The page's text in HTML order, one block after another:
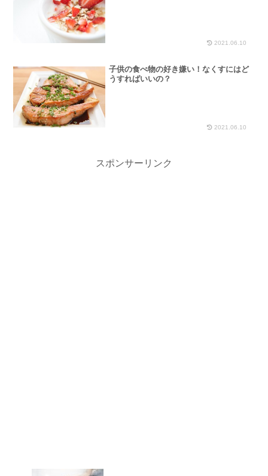
2021.06.10
子供の食べ物の好き嫌い！なくすにはど
うすればいいの？
2021.06.10
スポンサーリンク